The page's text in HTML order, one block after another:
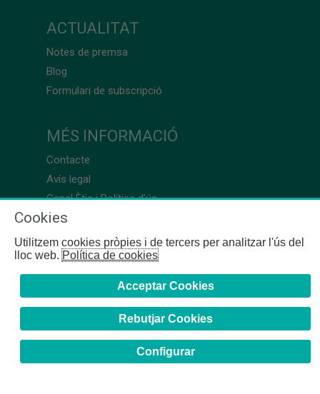
ACTUALITAT
Notes de premsa
Blog
Formulari de subscripció
MÉS INFORMACIÓ
Contacte
Avís legal
Canal Ètic i Política d’ús
Cookies
Utilitzem cookies pròpies i de tercers per analitzar l'ús del
lloc web.Política de cookies
Acceptar Cookies
Rebutjar Cookies
Configurar